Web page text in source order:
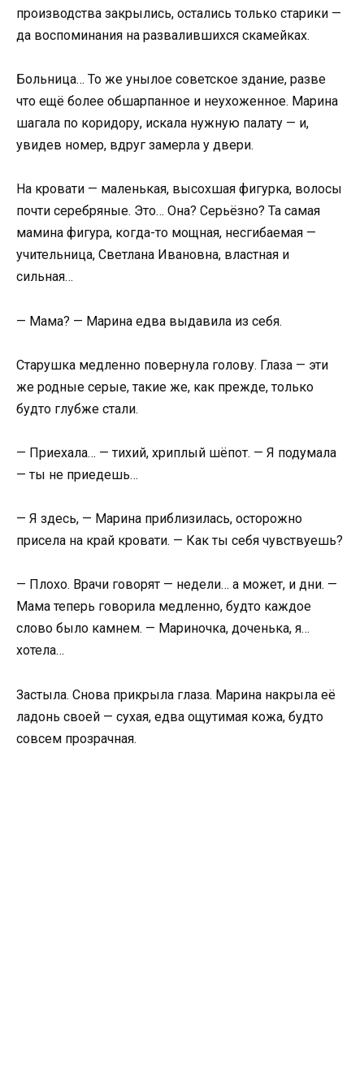
производства закрылись, остались только старики —
да воспоминания на развалившихся скамейках.
Больница… То же унылое советское здание, разве
что ещё более обшарпанное и неухоженное. Марина
шагала по коридору, искала нужную палату — и,
увидев номер, вдруг замерла у двери.
На кровати — маленькая, высохшая фигурка, волосы
почти серебряные. Это… Она? Серьёзно? Та самая
мамина фигура, когда-то мощная, несгибаемая —
учительница, Светлана Ивановна, властная и
сильная…
— Мама? — Марина едва выдавила из себя.
Старушка медленно повернула голову. Глаза — эти
же родные серые, такие же, как прежде, только
будто глубже стали.
— Приехала… — тихий, хриплый шёпот. — Я подумала
— ты не приедешь…
— Я здесь, — Марина приблизилась, осторожно
присела на край кровати. — Как ты себя чувствуешь?
— Плохо. Врачи говорят — недели… а может, и дни. —
Мама теперь говорила медленно, будто каждое
слово было камнем. — Мариночка, доченька, я…
хотела…
Застыла. Снова прикрыла глаза. Марина накрыла её
ладонь своей — сухая, едва ощутимая кожа, будто
совсем прозрачная.